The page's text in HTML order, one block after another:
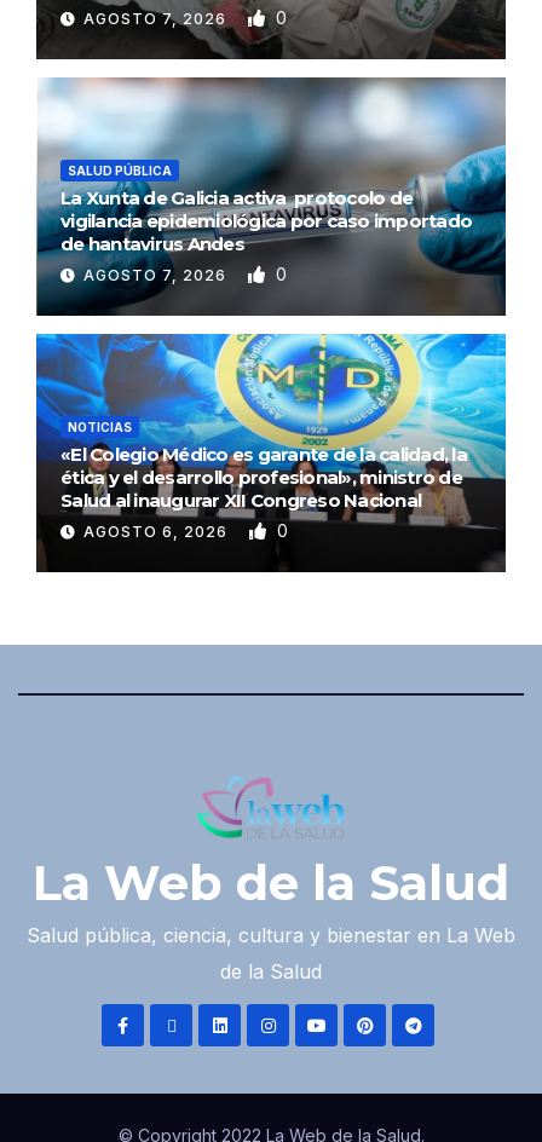
AGOSTO 7, 2026 0
SALUD PÚBLICA
La Xunta de Galicia activa protocolo de
vigilancia epidemiológica por caso importado
de hantavirus Andes
AGOSTO 7, 2026 0
NOTICIAS
«El Colegio Médico es garante de la calidad, la
ética y el desarrollo profesional», ministro de
Salud al inaugurar XII Congreso Nacional
AGOSTO 6, 2026 0
La Web de la Salud
Salud pública, ciencia, cultura y bienestar en La Web
de la Salud
© Copyright 2022 La Web de la Salud.